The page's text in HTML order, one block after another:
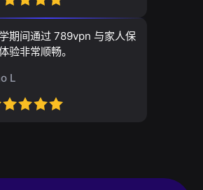
期间通过 789vpn 与家人保
验非常顺畅。
L